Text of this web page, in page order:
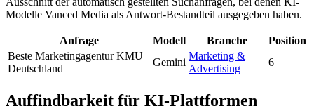
Modelle Vanced Media als Antwort-Bestandteil ausgegeben haben.
Anfrage Modell Branche
Position
Beste Marketingagentur KMU
Deutschland
Gemini
Marketing &
Advertising
6
Auffindbarkeit für KI-Plattformen